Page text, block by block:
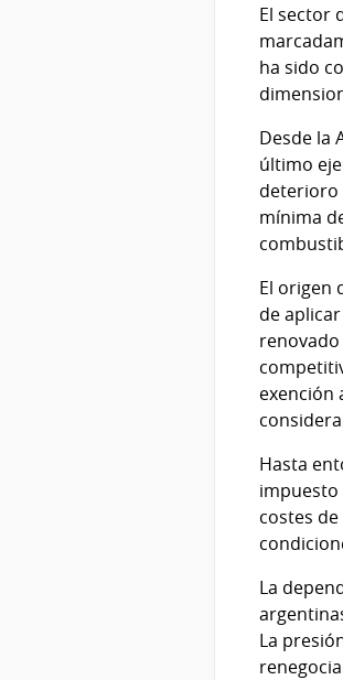
El sector
ha sido
Desde la
último
deterioro
mínima
El origen
de
exención
Hasta
impuesto
costes
La
La